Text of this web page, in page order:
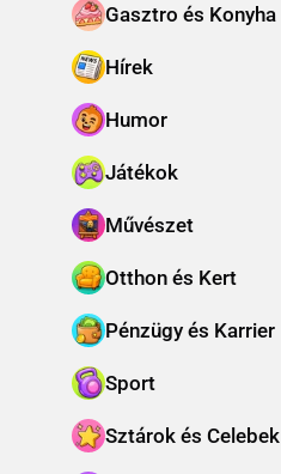
Gasztro és Konyha
Hírek
Humor
Játékok
Művészet
Otthon és Kert
Pénzügy és Karrier
Sport
Sztárok és Celebek